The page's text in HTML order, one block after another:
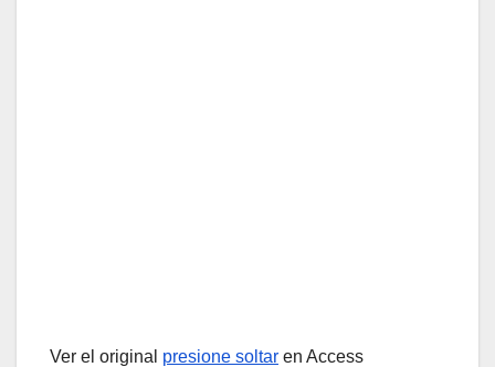
Ver el original presione soltar en Access